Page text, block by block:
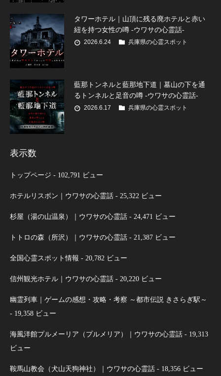
タワーホテル｜山頂に残る廃ホテルと赤い
紐を持つ女性の噂 -ウワサの心霊話-
2026.6.24 兵庫県の心霊スポット
藍那トンネルと藍那地下道｜墓山の下を通
るトンネルと足音の噂 -ウワサの心霊話-
2026.6.17 兵庫県の心霊スポット
表示数
トップページ - 102,791 ビュー
ホテルリスボン｜ウワサの心霊話 - 25,322 ビュー
杉屋（湯の山温泉）｜ウワサの心霊話 - 24,471 ビュー
トトロの森（所沢）｜ウワサの心霊話 - 21,387 ビュー
全国心霊スポット情報 - 20,782 ビュー
信州観光ホテル｜ウワサの心霊話 - 20,220 ビュー
幽霊列車｜ゲームの感想・攻略・考察 ～都市伝説 きさらぎ駅～
- 19,358 ビュー
海風洋館プルメーリア（プルメリア）｜ウワサの心霊話 - 19,313
ビュー
鞍馬山教会（犬山天狗神社）｜ウワサの心霊話 - 18,356 ビュー